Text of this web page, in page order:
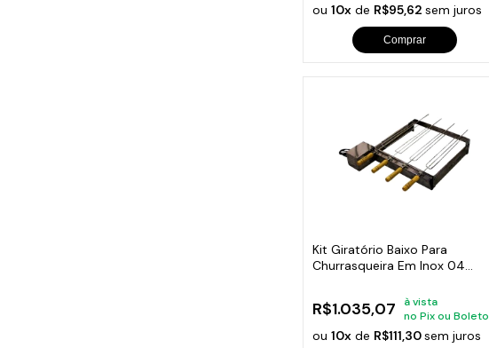
ou10x de R$95,62sem juros
Comprar
Kit Giratório Baixo Para
Churrasqueira Em Inox 04
R$1.035,07
à vista
no Pix ou Boleto
ou10x de R$111,30sem juros